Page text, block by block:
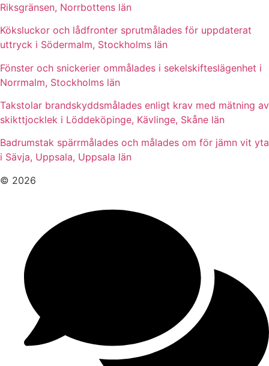
Riksgränsen, Norrbottens län
Köksluckor och lådfronter sprutmålades för uppdaterat
uttryck i Södermalm, Stockholms län
Fönster och snickerier ommålades i sekelskifteslägenhet i
Norrmalm, Stockholms län
Takstolar brandskyddsmålades enligt krav med mätning av
skikttjocklek i Löddeköpinge, Kävlinge, Skåne län
Badrumstak spärrmålades och målades om för jämn vit yta
i Sävja, Uppsala, Uppsala län
© 2026